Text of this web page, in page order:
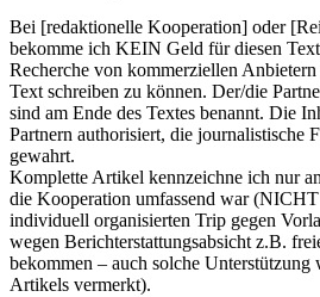
Bei [redaktionelle Kooperation] oder
bekomme ich KEIN Geld für diesen
Recherche von kommerziellen Anbietern
Text schreiben zu können. Der/die
sind am Ende des Textes benannt. Die
Partnern authorisiert, die journalistische
gewahrt.
Komplette Artikel kennzeichne ich nur
die Kooperation umfassend war
individuell organisierten Trip gegen
wegen Berichterstattungsabsicht z.B.
bekommen – auch solche Unterstützung
Artikels vermerkt).